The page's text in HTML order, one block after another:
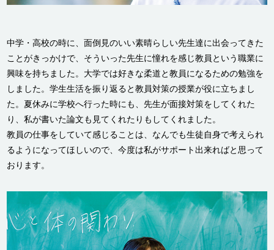
中学・高校の時に、面倒見のいい素晴らしい先生達に出会ってきた
ことがきっかけで、そういった先生に憧れを感じ教員という職業に
興味を持ちました。大学では好きな柔道と教員になるための勉強を
しました。学生生活を振り返ると教員対策の授業が役に立ちまし
た。夏休みに学校へ行った時にも、先生が面接対策をしてくれた
り、私が書いた論文も見てくれたりもしてくれました。
教員の仕事をしていて感じることは、なんでも生徒自身で考えられ
るようになってほしいので、今度は私がサポート出来ればと思って
おります。